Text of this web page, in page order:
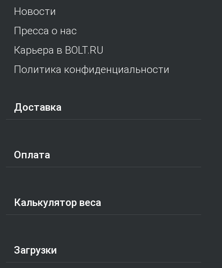
Новости
Пресса о нас
Карьера в BOLT.RU
Политика конфиденциальности
Доставка
Оплата
Калькулятор веса
Загрузки